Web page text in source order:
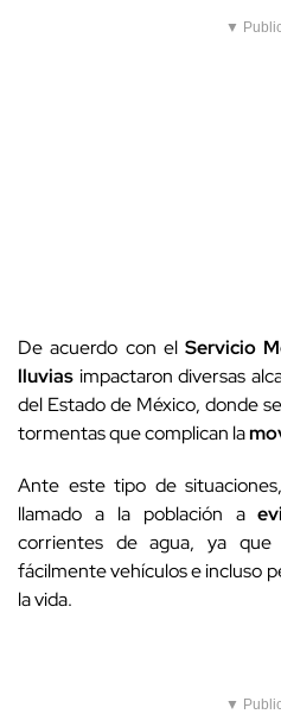
▼
De acuerdo con elServicio
lluvias impactaron diversas
del Estado de México, donde
tormentas que complican la
Ante este tipo de situaciones,
llamado a la población a
corrientes de agua, ya
fácilmente vehículos e incluso
la vida.
▼